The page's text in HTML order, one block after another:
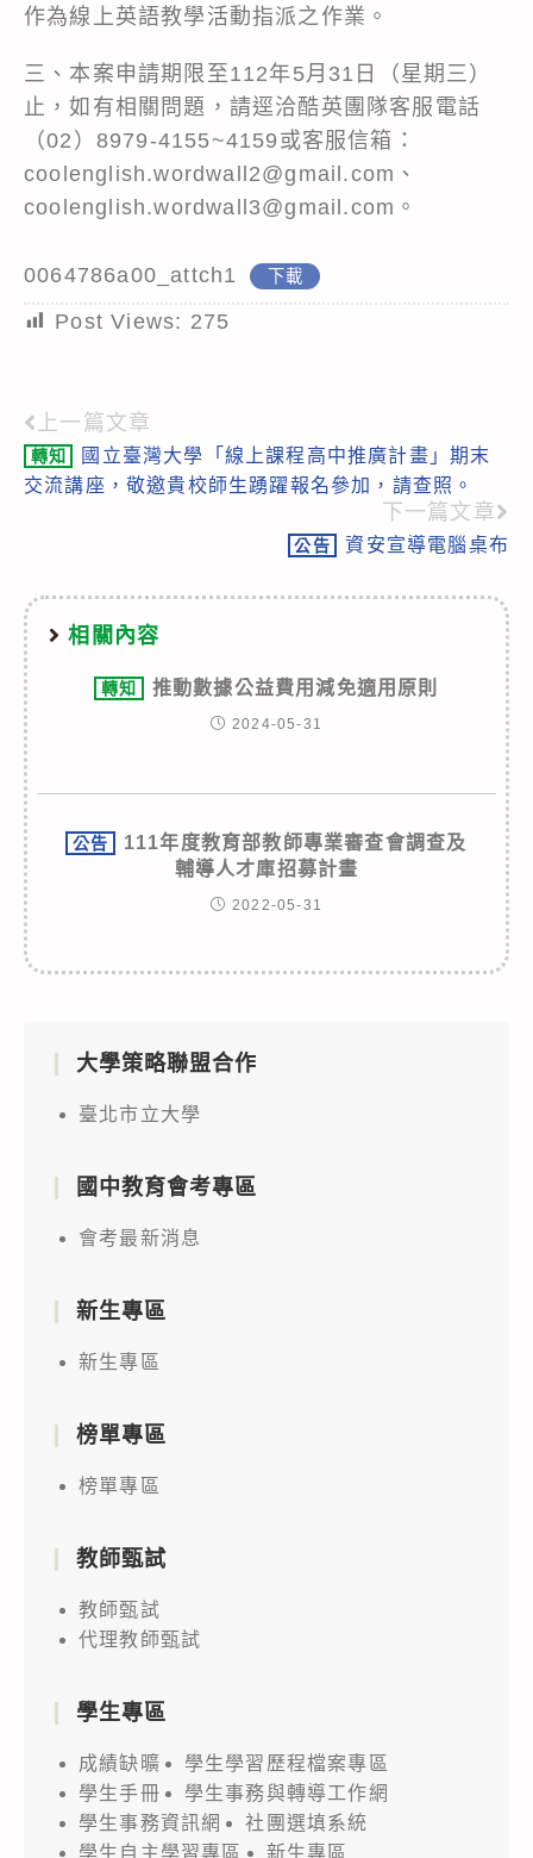
作為線上英語教學活動指派之作業。
三、本案申請期限至112年5月31日（星期三）
止，如有相關問題，請逕洽酷英團隊客服電話
（02）8979-4155~4159或客服信箱：
coolenglish.wordwall2@gmail.com、
coolenglish.wordwall3@gmail.com。
0064786a00_attch1 下載
Post Views: 275
Read
more
上一篇文章
轉知
國立臺灣大學「線上課程高中推廣計畫」期末
交流講座，敬邀貴校師生踴躍報名參加，請查照。
下一篇文章
公告 資安宣導電腦桌布
相關內容
轉知 推動數據公益費用減免適用原則
2024-05-31
公告
111年度教育部教師專業審查會調查及
輔導人才庫招募計畫
2022-05-31
大學策略聯盟合作
臺北市立大學
國中教育會考專區
會考最新消息
新生專區
新生專區
榜單專區
榜單專區
教師甄試
教師甄試
代理教師甄試
學生專區
成績缺曠
學生學習歷程檔案專區
學生手冊
學生事務與轉導工作網
學生事務資訊網
社團選填系統
學生自主學習專區
新生專區